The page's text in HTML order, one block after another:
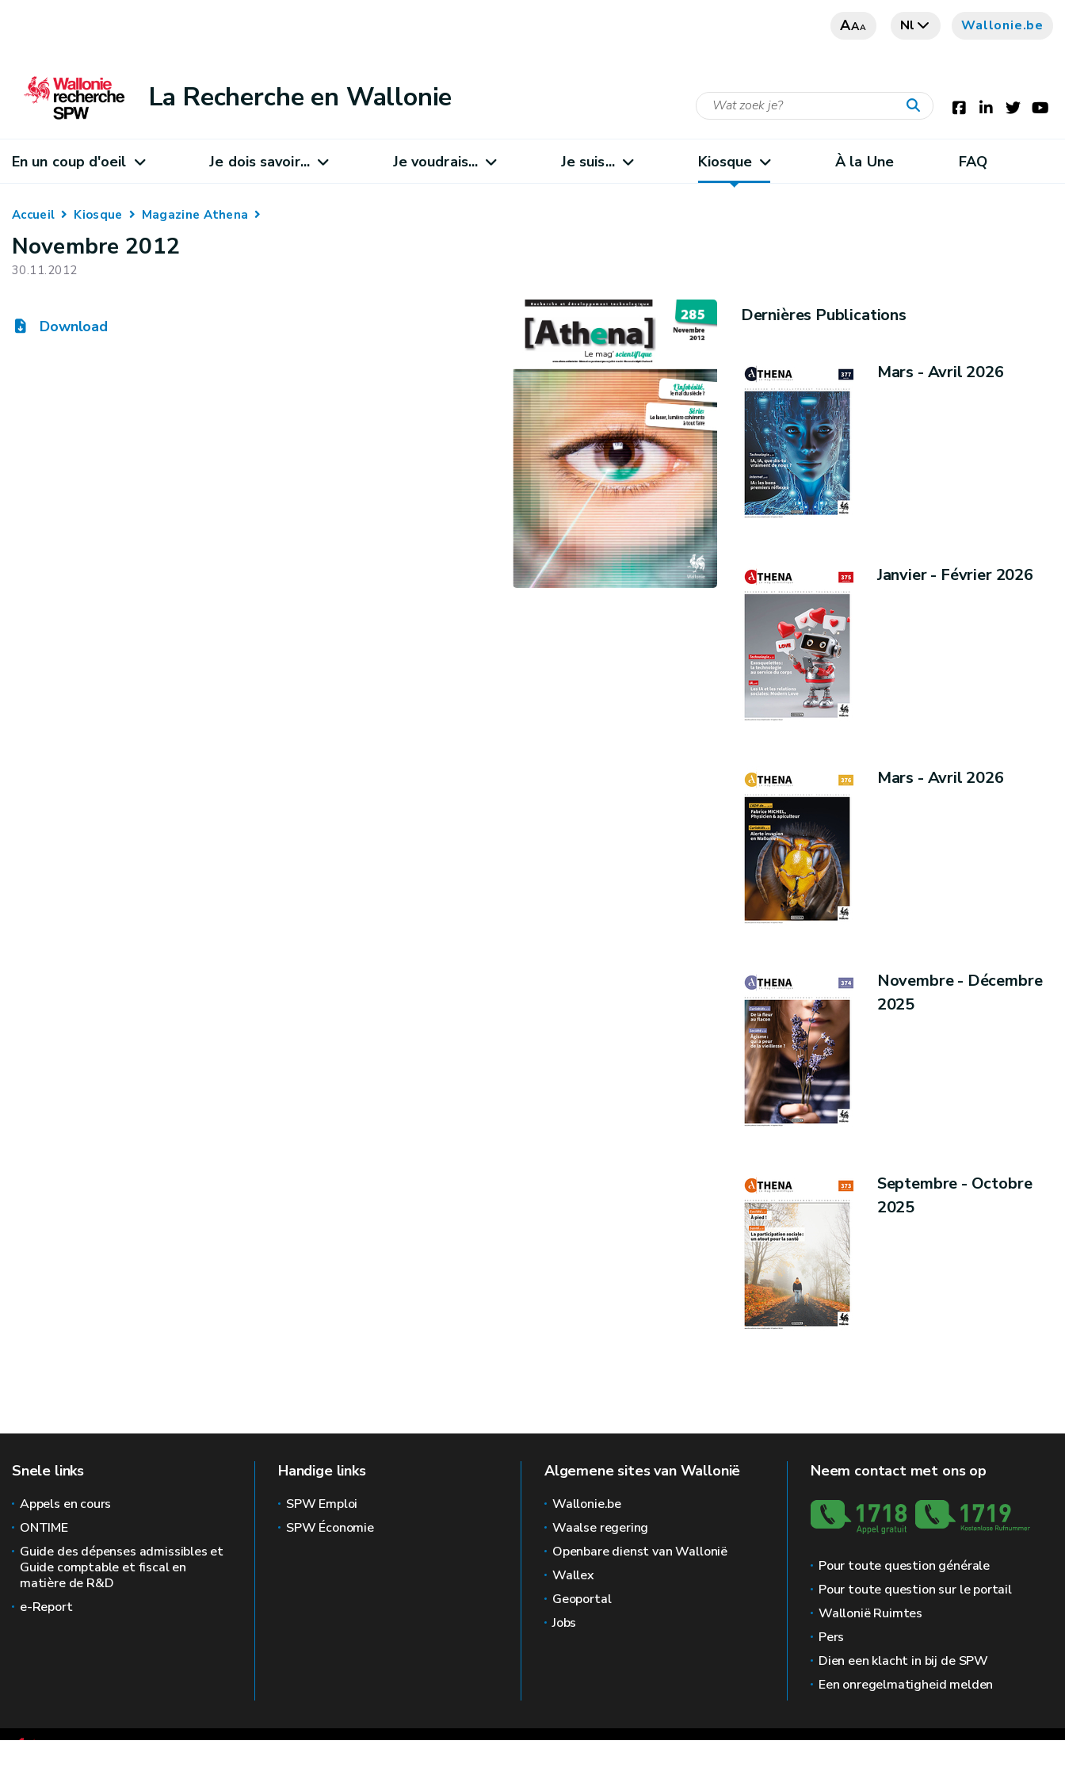
AAA Nl Wallonie.be
La Recherche en Wallonie
En un coup d'oeil Je dois savoir... Je voudrais... Je suis... Kiosque À la Une FAQ
Accueil Kiosque Magazine Athena
Novembre 2012
30.11.2012
Download
Dernières Publications
Mars - Avril 2026
Janvier - Février 2026
Mars - Avril 2026
Novembre - Décembre
2025
Septembre - Octobre
2025
Snele links
Appels en cours
ONTIME
Guide des dépenses admissibles et
Guide comptable et fiscal en
matière de R&D
e-Report
Handige links
SPW Emploi
SPW Économie
Algemene sites van Wallonië
Wallonie.be
Waalse regering
Openbare dienst van Wallonië
Wallex
Geoportal
Jobs
Neem contact met ons op
Pour toute question générale
Pour toute question sur le portail
Wallonië Ruimtes
Pers
Dien een klacht in bij de SPW
Een onregelmatigheid melden